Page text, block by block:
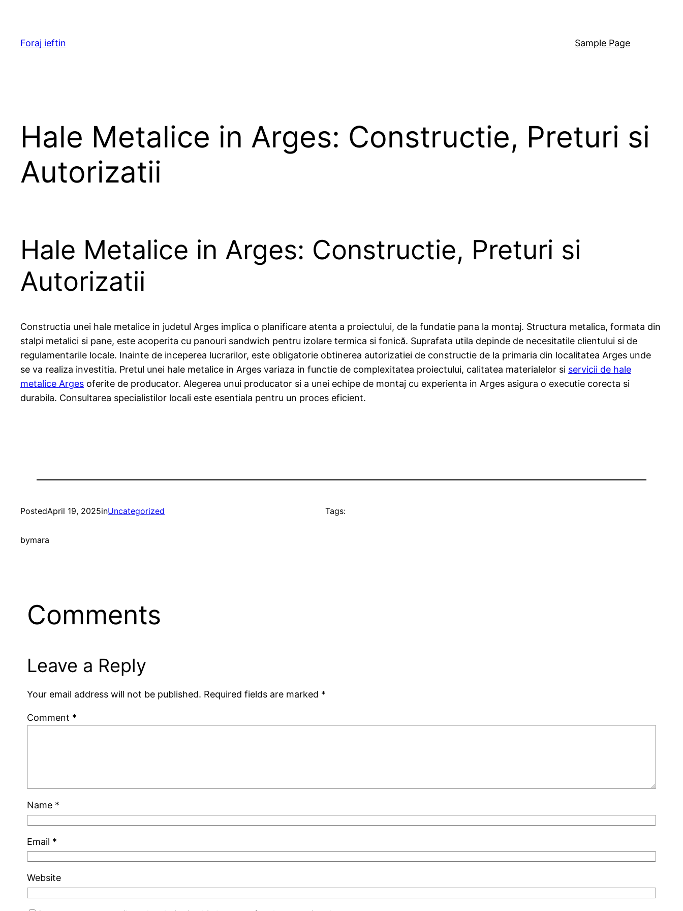
content
Foraj ieftin Sample Page
Hale Metalice in Arges: Constructie, Preturi si
Autorizatii
Hale Metalice in Arges: Constructie, Preturi si
Autorizatii
Constructia unei hale metalice in judetul Arges implica o planificare atenta a proiectului, de la fundatie pana la montaj. Structura metalica, formata din
stalpi metalici si pane, este acoperita cu panouri sandwich pentru izolare termica si fonică. Suprafata utila depinde de necesitatile clientului si de
regulamentarile locale. Inainte de inceperea lucrarilor, este obligatorie obtinerea autorizatiei de constructie de la primaria din localitatea Arges unde
se va realiza investitia. Pretul unei hale metalice in Arges variaza in functie de complexitatea proiectului, calitatea materialelor si servicii de hale
metalice Arges oferite de producator. Alegerea unui producator si a unei echipe de montaj cu experienta in Arges asigura o executie corecta si
durabila. Consultarea specialistilor locali este esentiala pentru un proces eficient.
PostedApril 19, 2025inUncategorized
bymara
Tags:
Comments
Leave a Reply
Your email address will not be published. Required fields are marked *
Comment *
Name *
Email *
Website